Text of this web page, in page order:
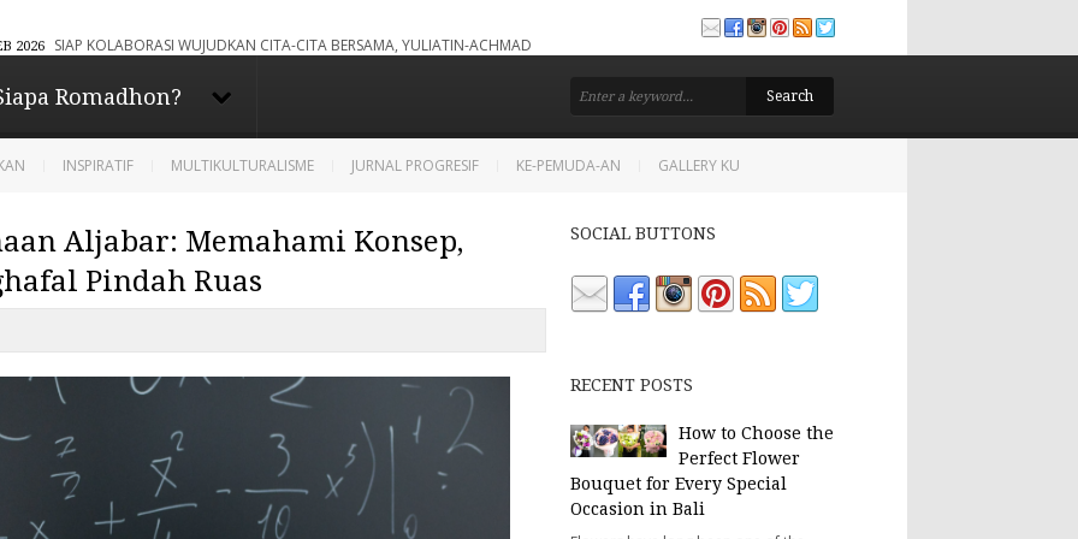
WUJUDKAN CITA-CITA BERSAMA, YULIATIN-ACHMAD ZAKARIA RESMI DITETAPKAN SEBAGAI PRESIDEN DAN WAKIL PRESIDEN MAHASISWA UNIKAMA
- Berbagi dan
Diberdayakan olehBlogger.
Romadhon?
INSPIRATIF MULTIKULTURALISME JURNAL PROGRESIF KE-PEMUDA-AN GALLERY KU
Aljabar: Memahami Konsep,
Pindah Ruas
SOCIAL BUTTONS
RECENT POSTS
How to Choose the
Perfect Flower
Bouquet for Every Special
Occasion in Bali